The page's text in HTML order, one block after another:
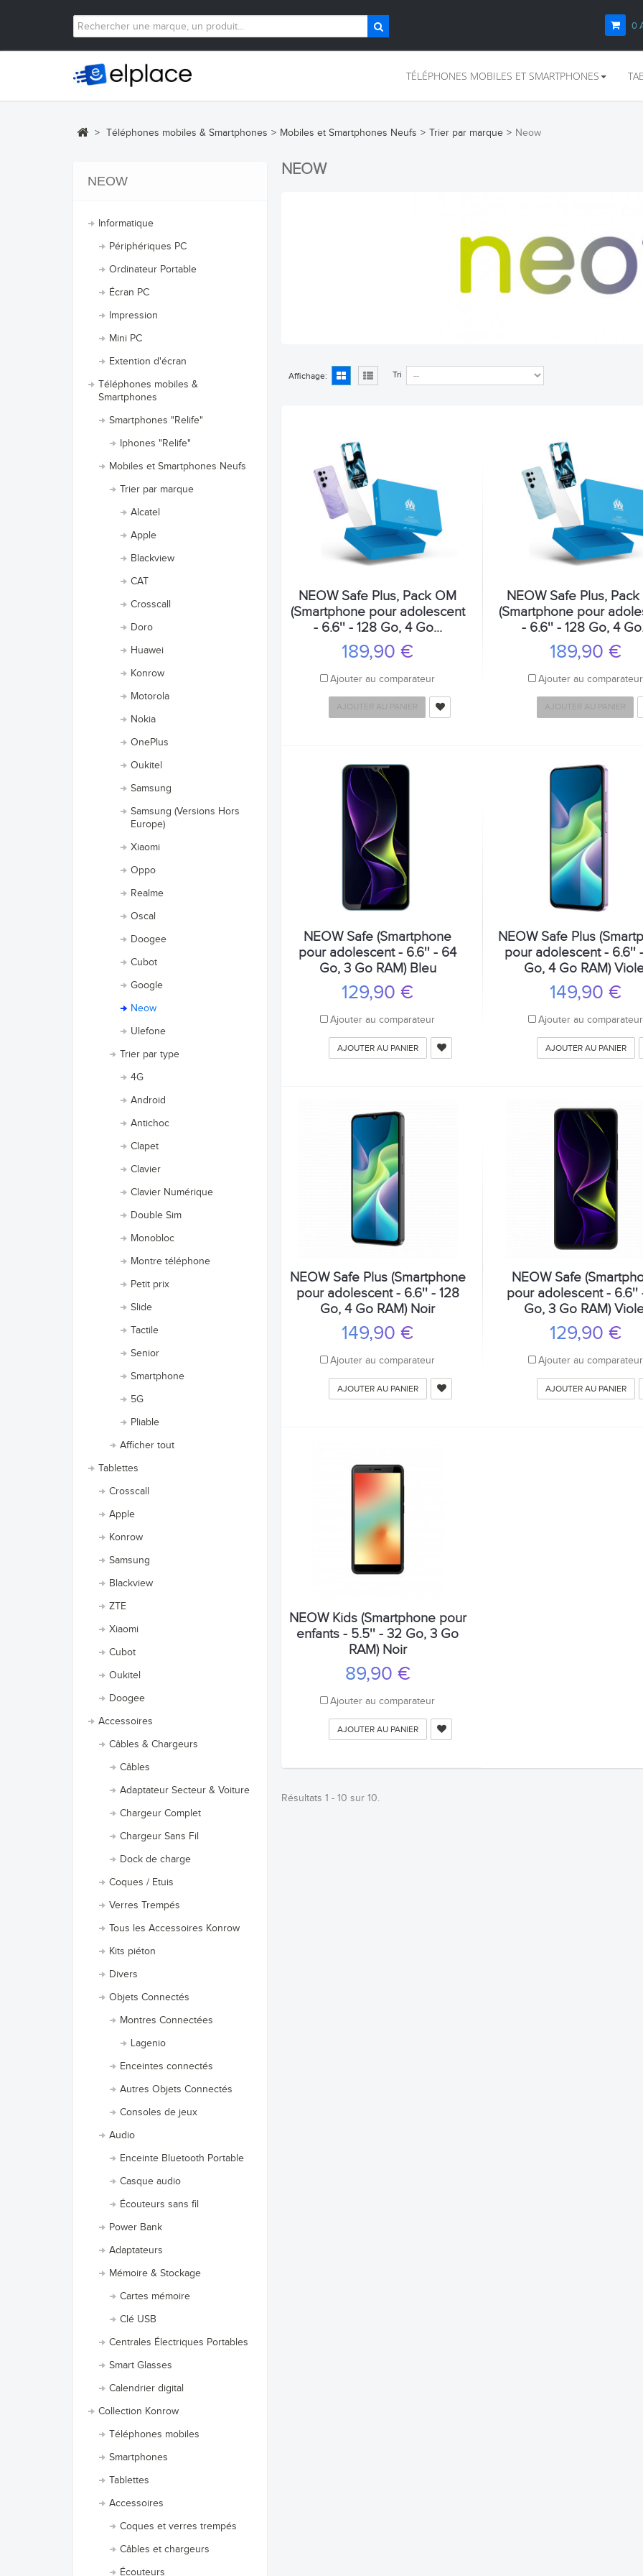
0
TÉLÉPHONES MOBILES ET SMARTPHONES
> Téléphones mobiles & Smartphones > Mobiles et Smartphones Neufs > Trier par marque > Neow
NEOW
Informatique
Périphériques PC
Ordinateur Portable
Écran PC
Impression
Mini PC
Extention d'écran
Téléphones mobiles &
Smartphones
Smartphones "Relife"
Iphones "Relife"
Mobiles et Smartphones Neufs
Trier par marque
Alcatel
Apple
Blackview
CAT
Crosscall
Doro
Huawei
Konrow
Motorola
Nokia
OnePlus
Oukitel
Samsung
Samsung (Versions Hors
Europe)
Xiaomi
Oppo
Realme
Oscal
Doogee
Cubot
Google
Neow
Ulefone
Trier par type
4G
Android
Antichoc
Clapet
Clavier
Clavier Numérique
Double Sim
Monobloc
Montre téléphone
Petit prix
Slide
Tactile
Senior
Smartphone
5G
Pliable
Afficher tout
Tablettes
Crosscall
Apple
Konrow
Samsung
Blackview
ZTE
Xiaomi
Cubot
Oukitel
Doogee
Accessoires
Câbles & Chargeurs
Câbles
Adaptateur Secteur & Voiture
Chargeur Complet
Chargeur Sans Fil
Dock de charge
Coques / Etuis
Verres Trempés
Tous les Accessoires Konrow
Kits piéton
Divers
Objets Connectés
Montres Connectées
Lagenio
Enceintes connectés
Autres Objets Connectés
Consoles de jeux
Audio
Enceinte Bluetooth Portable
Casque audio
Écouteurs sans fil
Power Bank
Adaptateurs
Mémoire & Stockage
Cartes mémoire
Clé USB
Centrales Électriques Portables
Smart Glasses
Calendrier digital
Collection Konrow
Téléphones mobiles
Smartphones
Tablettes
Accessoires
Coques et verres trempés
Câbles et chargeurs
Écouteurs
NEOW
Affichage: Tri
NEOW Safe Plus, Pack OM
(Smartphone pour adolescent
- 6.6'' - 128 Go, 4 Go...
189,90 €
Ajouter au comparateur
AJOUTER AU PANIER
NEOW Safe Plus,
(Smartphone pour
- 6.6'' - 128 Go, 4
189,90 €
Ajouter au comparateur
AJOUTER AU PANIER
NEOW Safe (Smartphone
pour adolescent - 6.6'' - 64
Go, 3 Go RAM) Bleu
129,90 €
Ajouter au comparateur
AJOUTER AU PANIER
NEOW Safe Plus
pour adolescent - 6.6''
Go, 4 Go RAM)
149,90 €
Ajouter au comparateur
AJOUTER AU PANIER
NEOW Safe Plus (Smartphone
pour adolescent - 6.6'' - 128
Go, 4 Go RAM) Noir
149,90 €
Ajouter au comparateur
AJOUTER AU PANIER
NEOW Safe
pour adolescent - 6.6''
Go, 3 Go RAM)
129,90 €
Ajouter au comparateur
AJOUTER AU PANIER
NEOW Kids (Smartphone pour
enfants - 5.5'' - 32 Go, 3 Go
RAM) Noir
89,90 €
Ajouter au comparateur
AJOUTER AU PANIER
Résultats 1 - 10 sur 10.